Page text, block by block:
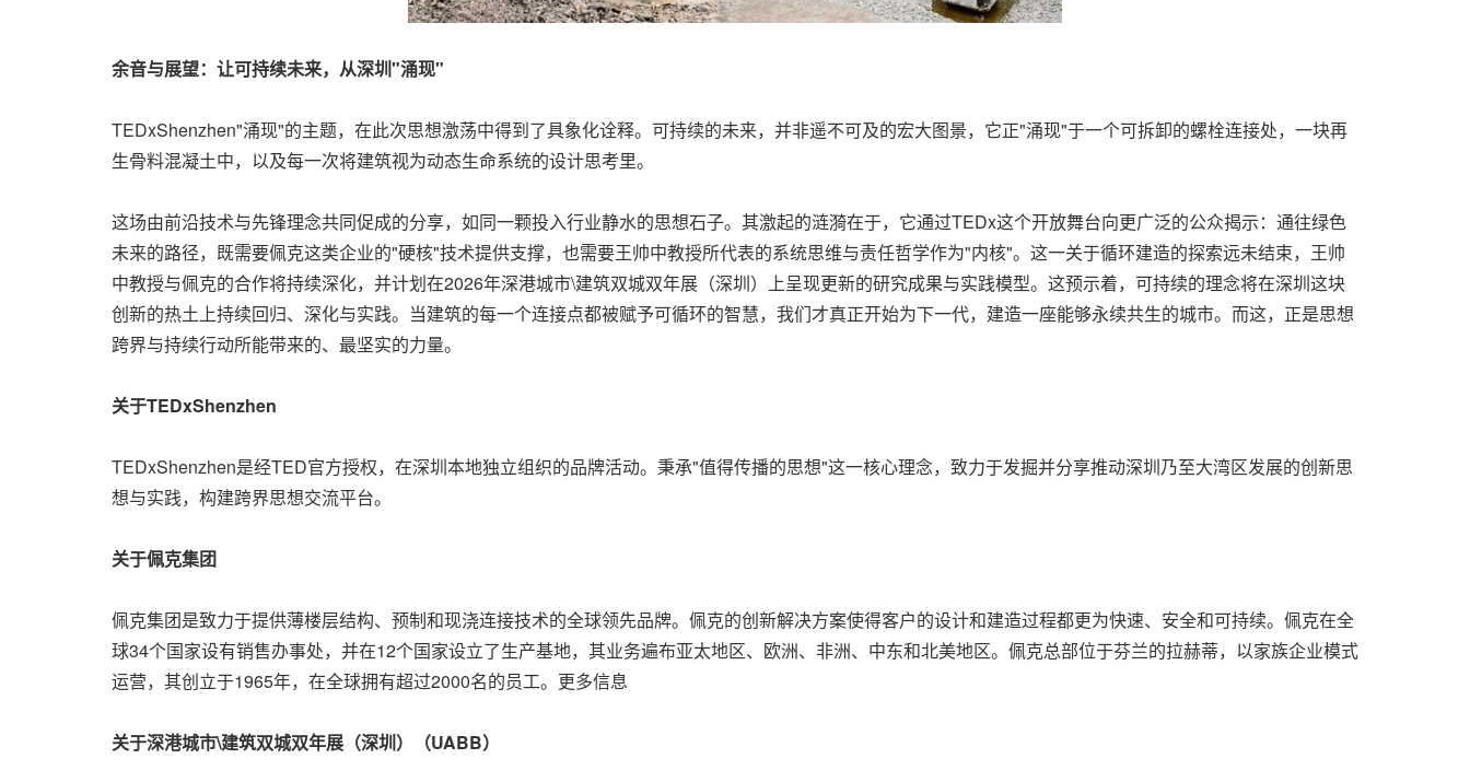
余音与展望：让可持续未来，从深圳"涌现"
TEDxShenzhen"涌现"的主题，在此次思想激荡中得到了具象化诠释。可持续的未来，并非遥不可及的宏大图景，它正"涌现"于一个可拆卸的螺栓连接处，一块再
生骨料混凝土中，以及每一次将建筑视为动态生命系统的设计思考里。
这场由前沿技术与先锋理念共同促成的分享，如同一颗投入行业静水的思想石子。其激起的涟漪在于，它通过TEDx这个开放舞台向更广泛的公众揭示：通往绿色
未来的路径，既需要佩克这类企业的"硬核"技术提供支撑，也需要王帅中教授所代表的系统思维与责任哲学作为"内核"。 这一关于循环建造的探索远未结束，王帅
中教授与佩克的合作将持续深化，并计划在2026年深港城市\建筑双城双年展（深圳）上呈现更新的研究成果与实践模型。这预示着，可持续的理念将在深圳这块
创新的热土上持续回归、深化与实践。当建筑的每一个连接点都被赋予可循环的智慧，我们才真正开始为下一代，建造一座能够永续共生的城市。而这，正是思想
跨界与持续行动所能带来的、最坚实的力量。
关于TEDxShenzhen
TEDxShenzhen是经TED官方授权，在深圳本地独立组织的品牌活动。秉承"值得传播的思想"这一核心理念，致力于发掘并分享推动深圳乃至大湾区发展的创新思
想与实践，构建跨界思想交流平台。
关于佩克集团
佩克集团是致力于提供薄楼层结构、预制和现浇连接技术的全球领先品牌。佩克的创新解决方案使得客户的设计和建造过程都更为快速、安全和可持续。佩克在全
球34个国家设有销售办事处，并在12个国家设立了生产基地，其业务遍布亚太地区、欧洲、非洲、中东和北美地区。佩克总部位于芬兰的拉赫蒂，以家族企业模式
运营，其创立于1965年，在全球拥有超过2000名的员工。更多信息
关于深港城市\建筑双城双年展（深圳）（UABB）